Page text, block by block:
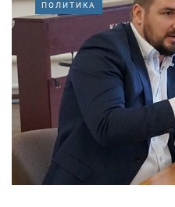
ПОЛИТИКА